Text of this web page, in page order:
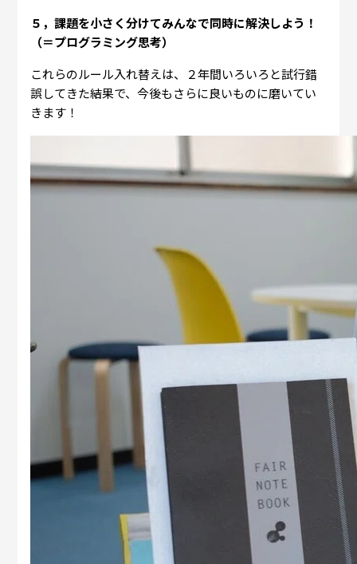
５，課題を小さく分けてみんなで同時に解決しよう！
（＝プログラミング思考）
これらのルール入れ替えは、２年間いろいろと試行錯
誤してきた結果で、今後もさらに良いものに磨いてい
きます！